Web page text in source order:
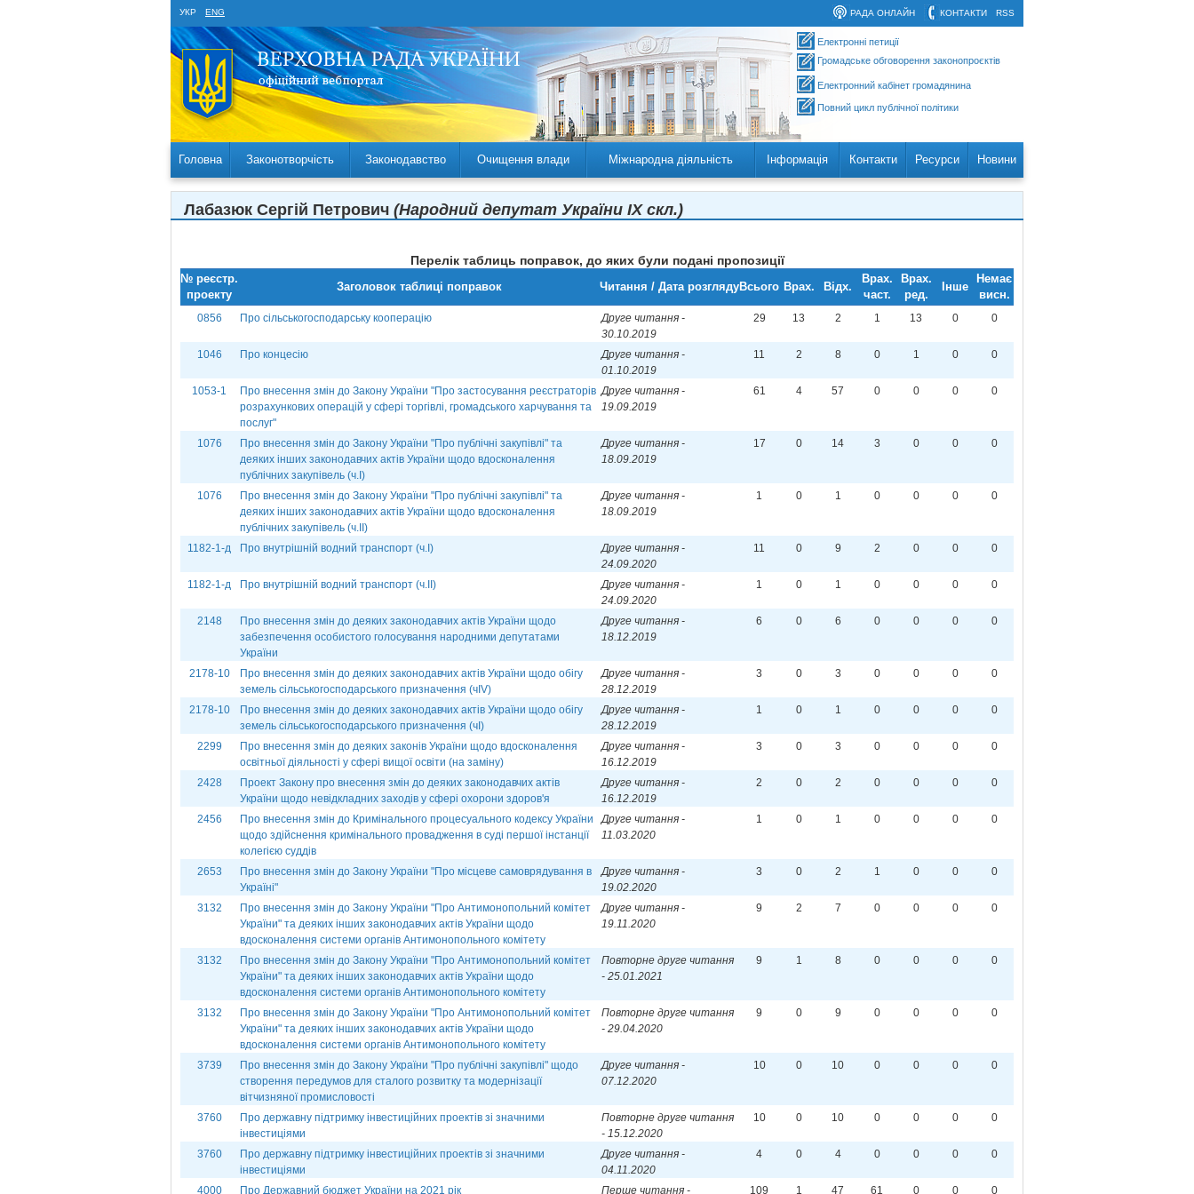
УКР ENG RSS
КОНТАКТИ
РАДА ОНЛАЙН
Електронні петиції
Громадське обговорення законопроєктів
Електронний кабінет громадянина
Повний цикл публічної політики
Головна Законотворчість Законодавство Очищення влади Міжнародна діяльність Інформація Контакти Ресурси Новини
Лабазюк Сергій Петрович (Народний депутат України IX скл.)
Перелік таблиць поправок, до яких були подані пропозиції
№ реєстр.
проекту
Заголовок таблиці поправок Читання / Дата розглядуВсього Врах. Відх.
Врах.
част.
Врах.
ред.
Інше
Немає
висн.
0856 Про сільськогосподарську кооперацію
Друге читання -
30.10.2019
29 13 2 1 13 0 0
1046 Про концесію
Друге читання -
01.10.2019
11 2 8 0 1 0 0
1053-1
Про внесення змін до Закону України "Про застосування реєстраторів
розрахункових операцій у сфері торгівлі, громадського харчування та
послуг"
Друге читання -
19.09.2019
61 4 57 0 0 0 0
1076
Про внесення змін до Закону України "Про публічні закупівлі" та
деяких інших законодавчих актів України щодо вдосконалення
публічних закупівель (ч.І)
Друге читання -
18.09.2019
17 0 14 3 0 0 0
1076
Про внесення змін до Закону України "Про публічні закупівлі" та
деяких інших законодавчих актів України щодо вдосконалення
публічних закупівель (ч.ІІ)
Друге читання -
18.09.2019
1 0 1 0 0 0 0
1182-1-д Про внутрішній водний транспорт (ч.І)
Друге читання -
24.09.2020
11 0 9 2 0 0 0
1182-1-д Про внутрішній водний транспорт (ч.ІІ)
Друге читання -
24.09.2020
1 0 1 0 0 0 0
2148
Про внесення змін до деяких законодавчих актів України щодо
забезпечення особистого голосування народними депутатами
України
Друге читання -
18.12.2019
6 0 6 0 0 0 0
2178-10
Про внесення змін до деяких законодавчих актів України щодо обігу
земель сільськогосподарського призначення (чІV)
Друге читання -
28.12.2019
3 0 3 0 0 0 0
2178-10
Про внесення змін до деяких законодавчих актів України щодо обігу
земель сільськогосподарського призначення (чІ)
Друге читання -
28.12.2019
1 0 1 0 0 0 0
2299
Про внесення змін до деяких законів України щодо вдосконалення
освітньої діяльності у сфері вищої освіти (на заміну)
Друге читання -
16.12.2019
3 0 3 0 0 0 0
2428
Проект Закону про внесення змін до деяких законодавчих актів
України щодо невідкладних заходів у сфері охорони здоров'я
Друге читання -
16.12.2019
2 0 2 0 0 0 0
2456
Про внесення змін до Кримінального процесуального кодексу України
щодо здійснення кримінального провадження в суді першої інстанції
колегією суддів
Друге читання -
11.03.2020
1 0 1 0 0 0 0
2653
Про внесення змін до Закону України "Про місцеве самоврядування в
Україні"
Друге читання -
19.02.2020
3 0 2 1 0 0 0
3132
Про внесення змін до Закону України "Про Антимонопольний комітет
України" та деяких інших законодавчих актів України щодо
вдосконалення системи органів Антимонопольного комітету
Друге читання -
19.11.2020
9 2 7 0 0 0 0
3132
Про внесення змін до Закону України "Про Антимонопольний комітет
України" та деяких інших законодавчих актів України щодо
вдосконалення системи органів Антимонопольного комітету
Повторне друге читання
- 25.01.2021
9 1 8 0 0 0 0
3132
Про внесення змін до Закону України "Про Антимонопольний комітет
України" та деяких інших законодавчих актів України щодо
вдосконалення системи органів Антимонопольного комітету
Повторне друге читання
- 29.04.2020
9 0 9 0 0 0 0
3739
Про внесення змін до Закону України "Про публічні закупівлі" щодо
створення передумов для сталого розвитку та модернізації
вітчизняної промисловості
Друге читання -
07.12.2020
10 0 10 0 0 0 0
3760
Про державну підтримку інвестиційних проектів зі значними
інвестиціями
Повторне друге читання
- 15.12.2020
10 0 10 0 0 0 0
3760
Про державну підтримку інвестиційних проектів зі значними
інвестиціями
Друге читання -
04.11.2020
4 0 4 0 0 0 0
4000 Про Державний бюджет України на 2021 рік Перше читання - 109 1 47 61 0 0 0